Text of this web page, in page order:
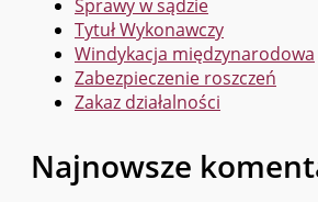
Sprawy w sądzie
Tytuł Wykonawczy
Windykacja międzynarodowa
Zabezpieczenie roszczeń
Zakaz działalności
Najnowsze